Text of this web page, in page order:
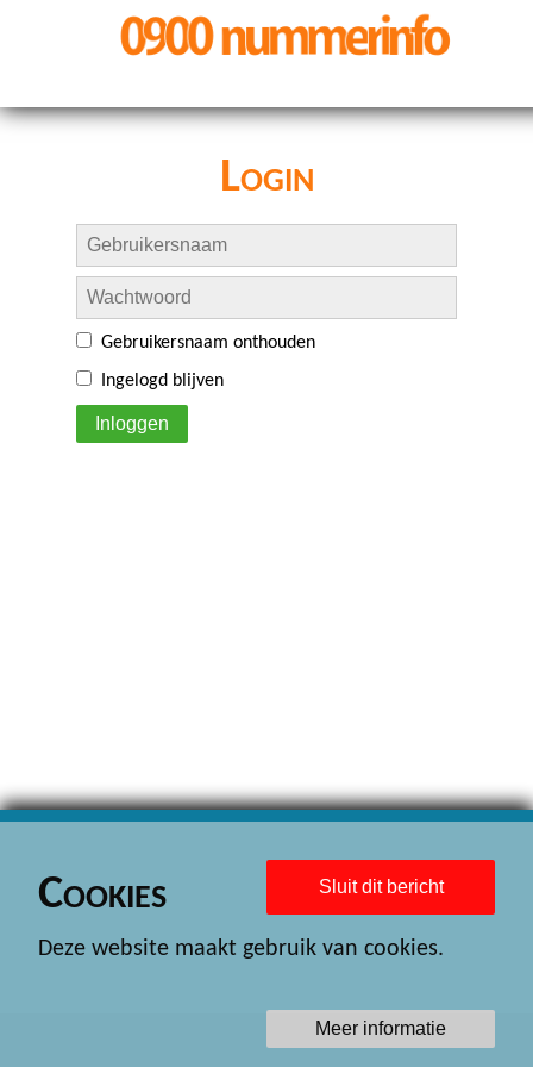
Login
Gebruikersnaam onthouden
Ingelogd blijven
Inloggen
Sluit dit bericht
Cookies
Deze website maakt gebruik van cookies.
Meer informatie